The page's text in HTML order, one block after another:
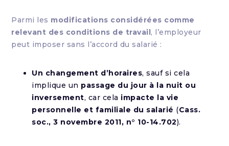
Parmi les modifications considérées comme
relevant des conditions de travail, l’employeur
peut imposer sans l’accord du salarié :
Un changement d’horaires, sauf si cela
implique un passage du jour à la nuit ou
inversement, car cela impacte la vie
personnelle et familiale du salarié (Cass.
soc., 3 novembre 2011, n° 10-14.702).